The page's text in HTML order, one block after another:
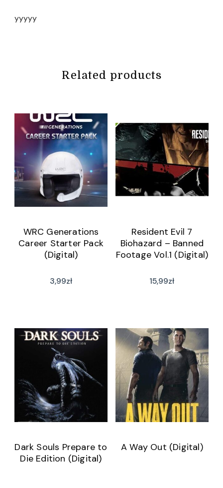
yyyyy
Related products
WRC Generations
Career Starter Pack
(Digital)
3,99zł
Resident Evil 7
Biohazard – Banned
Footage Vol.1 (Digital)
15,99zł
Dark Souls Prepare to
Die Edition (Digital)
A Way Out (Digital)